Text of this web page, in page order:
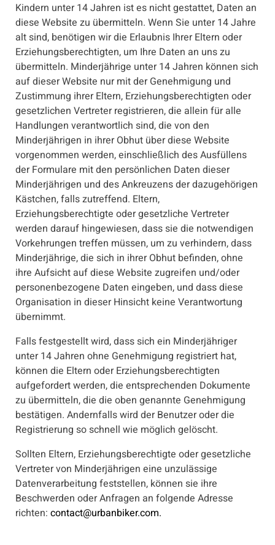
Kindern unter 14 Jahren ist es nicht gestattet, Daten an
diese Website zu übermitteln. Wenn Sie unter 14 Jahre
alt sind, benötigen wir die Erlaubnis Ihrer Eltern oder
Erziehungsberechtigten, um Ihre Daten an uns zu
übermitteln. Minderjährige unter 14 Jahren können sich
auf dieser Website nur mit der Genehmigung und
Zustimmung ihrer Eltern, Erziehungsberechtigten oder
gesetzlichen Vertreter registrieren, die allein für alle
Handlungen verantwortlich sind, die von den
Minderjährigen in ihrer Obhut über diese Website
vorgenommen werden, einschließlich des Ausfüllens
der Formulare mit den persönlichen Daten dieser
Minderjährigen und des Ankreuzens der dazugehörigen
Kästchen, falls zutreffend. Eltern,
Erziehungsberechtigte oder gesetzliche Vertreter
werden darauf hingewiesen, dass sie die notwendigen
Vorkehrungen treffen müssen, um zu verhindern, dass
Minderjährige, die sich in ihrer Obhut befinden, ohne
ihre Aufsicht auf diese Website zugreifen und/oder
personenbezogene Daten eingeben, und dass diese
Organisation in dieser Hinsicht keine Verantwortung
übernimmt.
Falls festgestellt wird, dass sich ein Minderjähriger
unter 14 Jahren ohne Genehmigung registriert hat,
können die Eltern oder Erziehungsberechtigten
aufgefordert werden, die entsprechenden Dokumente
zu übermitteln, die die oben genannte Genehmigung
bestätigen. Andernfalls wird der Benutzer oder die
Registrierung so schnell wie möglich gelöscht.
Sollten Eltern, Erziehungsberechtigte oder gesetzliche
Vertreter von Minderjährigen eine unzulässige
Datenverarbeitung feststellen, können sie ihre
Beschwerden oder Anfragen an folgende Adresse
richten: contact@urbanbiker.com.